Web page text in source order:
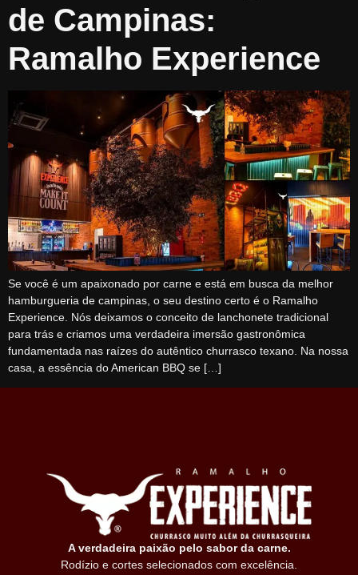
de Campinas:
Ramalho Experience
Se você é um apaixonado por carne e está em busca da melhor
hamburgueria de campinas, o seu destino certo é o Ramalho
Experience. Nós deixamos o conceito de lanchonete tradicional
para trás e criamos uma verdadeira imersão gastronômica
fundamentada nas raízes do autêntico churrasco texano. Na nossa
casa, a essência do American BBQ se […]
A verdadeira paixão pelo sabor da carne.
Rodízio e cortes selecionados com excelência.